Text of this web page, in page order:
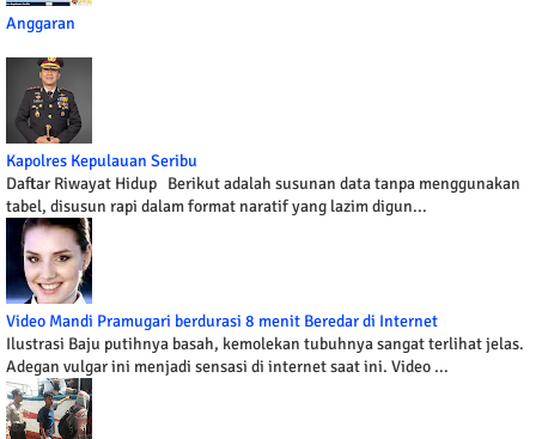
Anggaran
Kapolres Kepulauan Seribu
Daftar Riwayat Hidup Berikut adalah susunan data tanpa menggunakan
tabel, disusun rapi dalam format naratif yang lazim digun...
Video Mandi Pramugari berdurasi 8 menit Beredar di Internet
Ilustrasi Baju putihnya basah, kemolekan tubuhnya sangat terlihat jelas.
Adegan vulgar ini menjadi sensasi di internet saat ini. Video ...